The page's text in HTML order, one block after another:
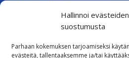
Hallinnoi evästeiden
suostumusta
Parhaan kokemuksen tarjoamiseksi
evästeitä, tallentaaksemme ja/tai
Y-tunnus: 2575266-3
 Töihin meille